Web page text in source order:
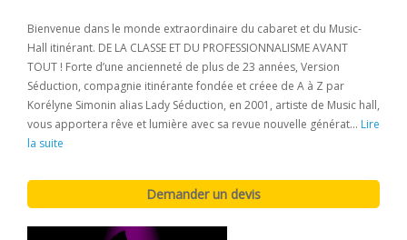
Bienvenue dans le monde extraordinaire du cabaret et du Music-
Hall itinérant. DE LA CLASSE ET DU PROFESSIONNALISME AVANT
TOUT ! Forte d’une ancienneté de plus de 23 années, Version
Séduction, compagnie itinérante fondée et créee de A à Z par
Korélyne Simonin alias Lady Séduction, en 2001, artiste de Music hall,
vous apportera rêve et lumière avec sa revue nouvelle générat... Lire
la suite